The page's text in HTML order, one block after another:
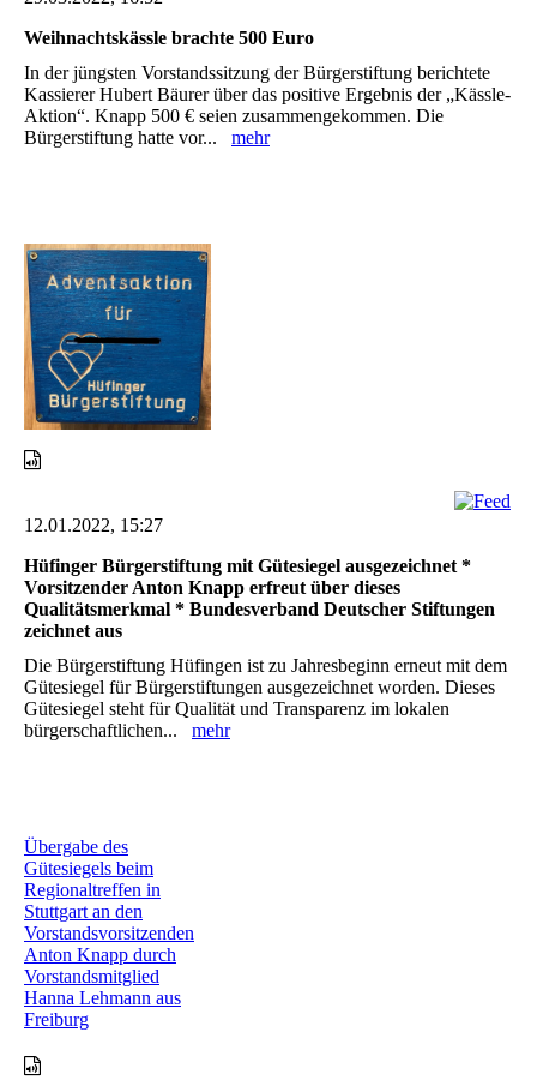
Weihnachtskässle brachte 500 Euro
In der jüngsten Vorstandssitzung der Bürgerstiftung berichtete
Kassierer Hubert Bäurer über das positive Ergebnis der „Kässle-
Aktion“. Knapp 500 € seien zusammengekommen. Die
Bürgerstiftung hatte vor... mehr
12.01.2022, 15:27
Hüfinger Bürgerstiftung mit Gütesiegel ausgezeichnet *
Vorsitzender Anton Knapp erfreut über dieses
Qualitätsmerkmal * Bundesverband Deutscher Stiftungen
zeichnet aus
Die Bürgerstiftung Hüfingen ist zu Jahresbeginn erneut mit dem
Gütesiegel für Bürgerstiftungen ausgezeichnet worden. Dieses
Gütesiegel steht für Qualität und Transparenz im lokalen
bürgerschaftlichen... mehr
Übergabe des
Gütesiegels beim
Regionaltreffen in
Stuttgart an den
Vorstandsvorsitzenden
Anton Knapp durch
Vorstandsmitglied
Hanna Lehmann aus
Freiburg